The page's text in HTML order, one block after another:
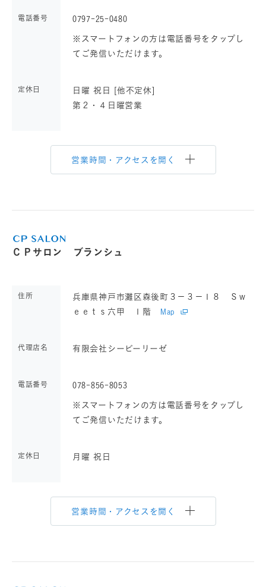
電話番号 0797-25-0480
※スマートフォンの方は電話番号をタップし
てご発信いただけます。
定休日
日曜 祝日 [他不定休]
第２・４日曜営業
営業時間・アクセスを開く
ＣＰサロン ブランシュ
住所
兵庫県神戸市灘区森後町３－３－１８ Ｓｗ
ｅｅｔｓ六甲 １階
Map
代理店名 有限会社シーピーリーゼ
電話番号 078-856-8053
※スマートフォンの方は電話番号をタップし
てご発信いただけます。
定休日 月曜 祝日
営業時間・アクセスを開く